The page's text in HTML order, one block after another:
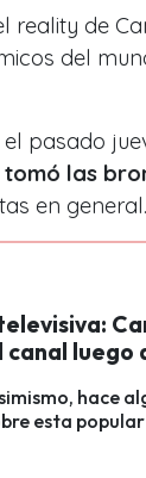
reality de
del
pasado
las
en general.
luego
hace
esta